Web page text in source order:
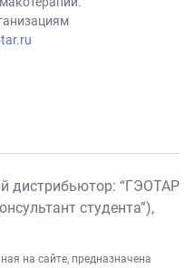
дистрибьютор: “ГЭОТАР
студента”),
на сайте, предназначена